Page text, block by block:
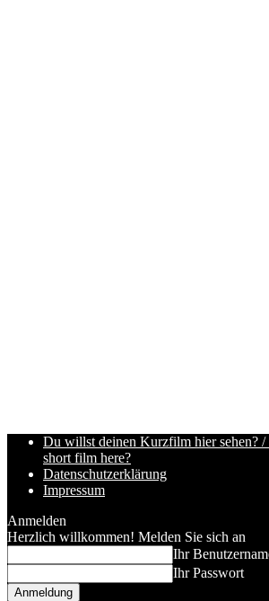
Du willst deinen Kurzfilm hier sehen? /
short film here?
Datenschutzerklärung
Impressum
Anmelden
Herzlich willkommen! Melden Sie sich an
Ihr
Ihr Passwort